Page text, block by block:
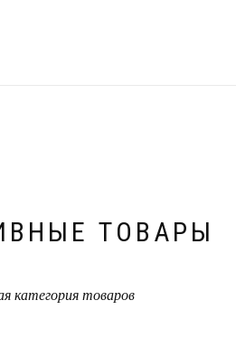
ТОВАРЫ
категория товаров